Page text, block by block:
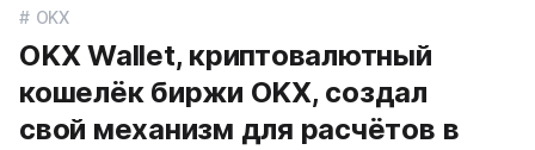
OKX
OKX Wallet, криптовалютный
кошелёк биржи OKX, создал
свой механизм для расчётов в